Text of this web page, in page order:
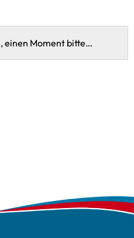
einen Moment bitte…